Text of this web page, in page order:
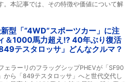
。本記事では、その特徴や価値について解
型「“4WD”スポーツカー」に注
＆1000馬力超え!? 40年ぶり復活
テスタロッサ」どんなクルマ？
ェラーリのフラッグシップPHEVが「SF90
から「849テスタロッサ」へと世代交代し